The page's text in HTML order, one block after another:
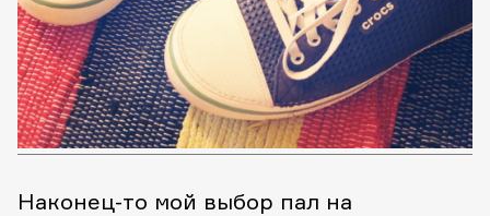
Наконец-то мой выбор пал на